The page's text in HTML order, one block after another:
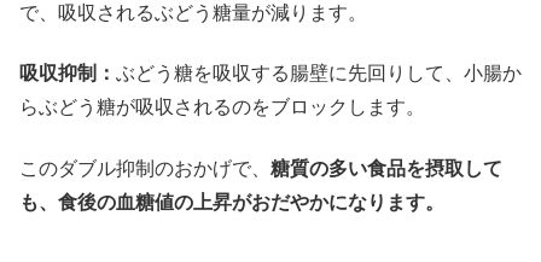
で、吸収されるぶどう糖量が減ります。
吸収抑制： ぶどう糖を吸収する腸壁に先回りして、小腸か
らぶどう糖が吸収されるのをブロックします。
このダブル抑制のおかげで、 糖質の多い食品を摂取して
も、食後の血糖値の上昇がおだやかになります。